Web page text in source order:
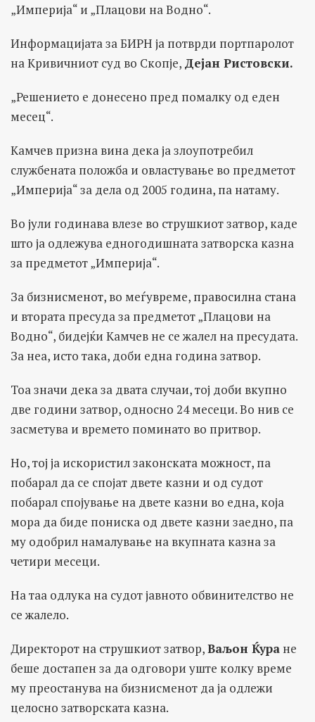
„Империја“ и „Плацови на Водно“.
Информацијата за БИРН ја потврди портпаролот
на Кривичниот суд во Скопје, Дејан Ристовски.
„Решението е донесено пред помалку од еден
месец“.
Камчев призна вина дека ја злоупотребил
службената положба и овластување во предметот
„Империја“ за дела од 2005 година, па натаму.
Во јули годинава влезе во струшкиот затвор, каде
што ја одлежува едногодишната затворска казна
за предметот „Империја“.
За бизнисменот, во меѓувреме, правосилна стана
и втората пресуда за предметот „Плацови на
Водно“, бидејќи Камчев не се жалел на пресудата.
За неа, исто така, доби една година затвор.
Тоа значи дека за двата случаи, тој доби вкупно
две години затвор, односно 24 месеци. Во нив се
засметува и времето поминато во притвор.
Но, тој ја искористил законската можност, па
побарал да се спојат двете казни и од судот
побарал спојување на двете казни во една, која
мора да биде пониска од двете казни заедно, па
му одобрил намалување на вкупната казна за
четири месеци.
На таа одлука на судот јавното обвинителство не
се жалело.
Директорот на струшкиот затвор,Ваљон Ќура не
беше достапен за да одговори уште колку време
му преостанува на бизнисменот да ја одлежи
целосно затворската казна.